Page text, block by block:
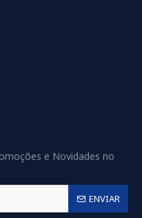
e Novidades no
ENVIAR